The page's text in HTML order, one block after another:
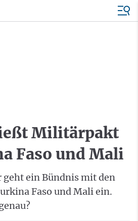
Militärpakt
Faso und Mali
geht ein Bündnis mit den
Faso und Mali ein.